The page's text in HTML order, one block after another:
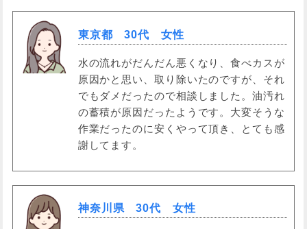
東京都 30代 女性
水の流れがだんだん悪くなり、食べカスが
原因かと思い、取り除いたのですが、それ
でもダメだったので相談しました。油汚れ
の蓄積が原因だったようです。大変そうな
作業だったのに安くやって頂き、とても感
謝してます。
神奈川県 30代 女性